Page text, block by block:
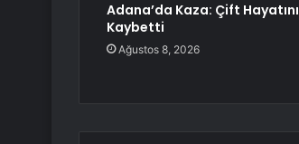
Adana’da Kaza: Çift Hayatını
Kaybetti
Ağustos 8, 2026